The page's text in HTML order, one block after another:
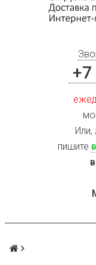
пишите